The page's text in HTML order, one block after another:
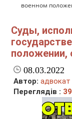
военном
Суды,
положении,
08.03.2022
Автор: адвокат
Переглядів :